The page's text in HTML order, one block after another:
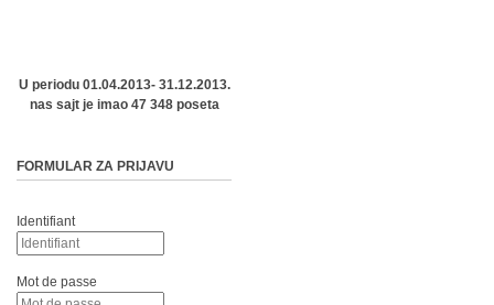
U periodu 01.04.2013- 31.12.2013.
nas sajt je imao 47 348 poseta
FORMULAR ZA PRIJAVU
Identifiant
Mot de passe